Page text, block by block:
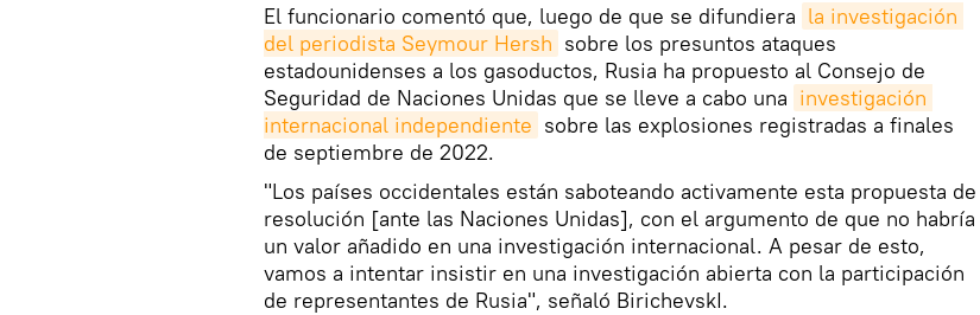
El funcionario comentó que, luego de que se difundiera la investigación
del periodista Seymour Hersh sobre los presuntos ataques
estadounidenses a los gasoductos, Rusia ha propuesto al Consejo de
Seguridad de Naciones Unidas que se lleve a cabo una investigación
internacional independiente sobre las explosiones registradas a finales
de septiembre de 2022.
"Los países occidentales están saboteando activamente esta propuesta de
resolución [ante las Naciones Unidas], con el argumento de que no habría
un valor añadido en una investigación internacional. A pesar de esto,
vamos a intentar insistir en una investigación abierta con la participación
de representantes de Rusia", señaló BirichevskI.